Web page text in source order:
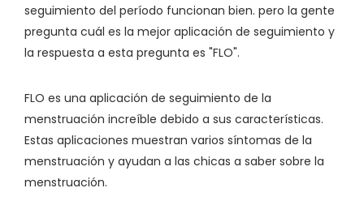
seguimiento del período funcionan bien. pero la gente
pregunta cuál es la mejor aplicación de seguimiento y
la respuesta a esta pregunta es "FLO".
FLO es una aplicación de seguimiento de la
menstruación increíble debido a sus características.
Estas aplicaciones muestran varios síntomas de la
menstruación y ayudan a las chicas a saber sobre la
menstruación.